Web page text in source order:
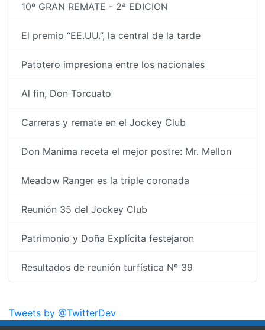
10º GRAN REMATE - 2ª EDICION
El premio “EE.UU.”, la central de la tarde
Patotero impresiona entre los nacionales
Al fin, Don Torcuato
Carreras y remate en el Jockey Club
Don Manima receta el mejor postre: Mr. Mellon
Meadow Ranger es la triple coronada
Reunión 35 del Jockey Club
Patrimonio y Doña Explícita festejaron
Resultados de reunión turfística Nº 39
Tweets by @TwitterDev